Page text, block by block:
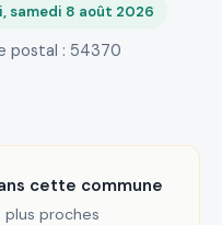
samedi 8 août 2026
postal : 54370
cette commune
plus proches